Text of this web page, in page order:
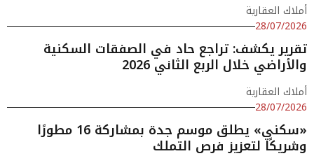
أملاك العقارية
28/07/2026
تقرير يكشف: تراجع حاد في الصفقات السكنية
والأراضي خلال الربع الثاني 2026
أملاك العقارية
28/07/2026
«سكني» يطلق موسم جدة بمشاركة 16 مطورًا
وشريكًا لتعزيز فرص التملك